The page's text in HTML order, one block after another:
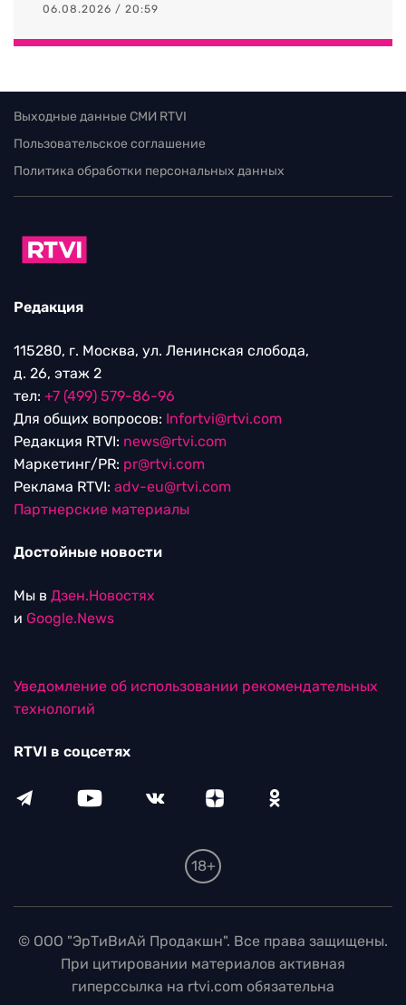
06.08.2026 / 20:59
Выходные данные СМИ RTVI
Пользовательское соглашение
Политика обработки персональных данных
Редакция
115280, г. Москва, ул. Ленинская слобода,
д. 26, этаж 2
тел: +7 (499) 579-86-96
Для общих вопросов: Infortvi@rtvi.com
Редакция RTVI: news@rtvi.com
Маркетинг/PR: pr@rtvi.com
Реклама RTVI: adv-eu@rtvi.com
Партнерские материалы
Достойные новости
Мы в Дзен.Новостях
и Google.News
Уведомление об использовании рекомендательных
технологий
RTVI в соцсетях
18+
© ООО "ЭрТиВиАй Продакшн". Все права защищены.
При цитировании материалов активная
гиперссылка на rtvi.com обязательна